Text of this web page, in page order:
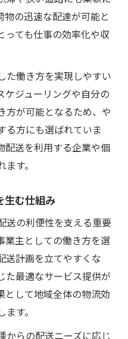
の迅速な配達が可能と
っても仕事の効率化や収
た働き方を実現しやすい
ケジューリングや自分の
方が可能となるため、や
る方にも選ばれていま
配送を利用する企業や個
す。
生む仕組み
送の利便性を支える重要
業主としての働き方を選
送計画を立てやすくな
た最適なサービス提供が
として地域全体の物流効
す。
からの配送ニーズに応じ